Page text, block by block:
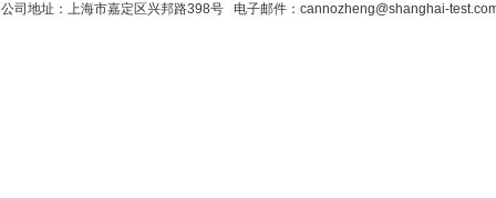
公司地址：上海市嘉定区兴邦路398号 电子邮件：cannozheng@shanghai-